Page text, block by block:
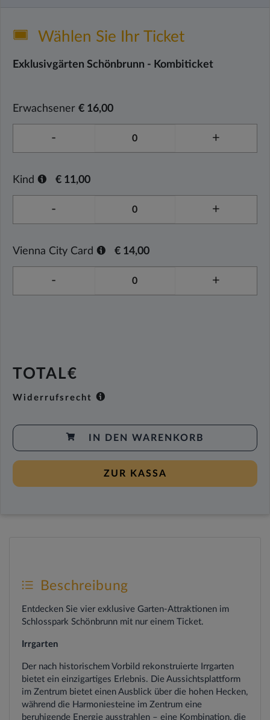
Wählen Sie Ihr Ticket
Exklusivgärten Schönbrunn - Kombiticket
Erwachsener € 16,00
- +
Kind € 11,00
- +
Vienna City Card € 14,00
- +
TOTAL€
Widerrufsrecht
IN DEN WARENKORB
ZUR KASSA
Beschreibung
Entdecken Sie vier exklusive Garten-Attraktionen im
Schlosspark Schönbrunn mit nur einem Ticket.
Irrgarten
Der nach historischem Vorbild rekonstruierte Irrgarten
bietet ein einzigartiges Erlebnis. Die Aussichtsplattform
im Zentrum bietet einen Ausblick über die hohen Hecken,
während die Harmoniesteine im Zentrum eine
beruhigende Energie ausstrahlen – eine Kombination, die